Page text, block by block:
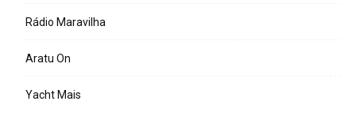
Rádio Maravilha
Aratu On
Yacht Mais